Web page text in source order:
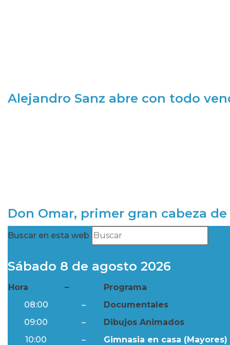
Alejandro Sanz abre con todo
Don Omar, primer gran cabeza
Buscar en esta web
Sábado 8 de agosto 2026
Hora –
Programa
08:00
–
Documentales
09:00
–
Dibujos Animados
10:00
–
Gimnasia en casa (Mayores)